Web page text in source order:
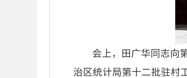
会上，田广华同志向
治区统计局第十二批驻村